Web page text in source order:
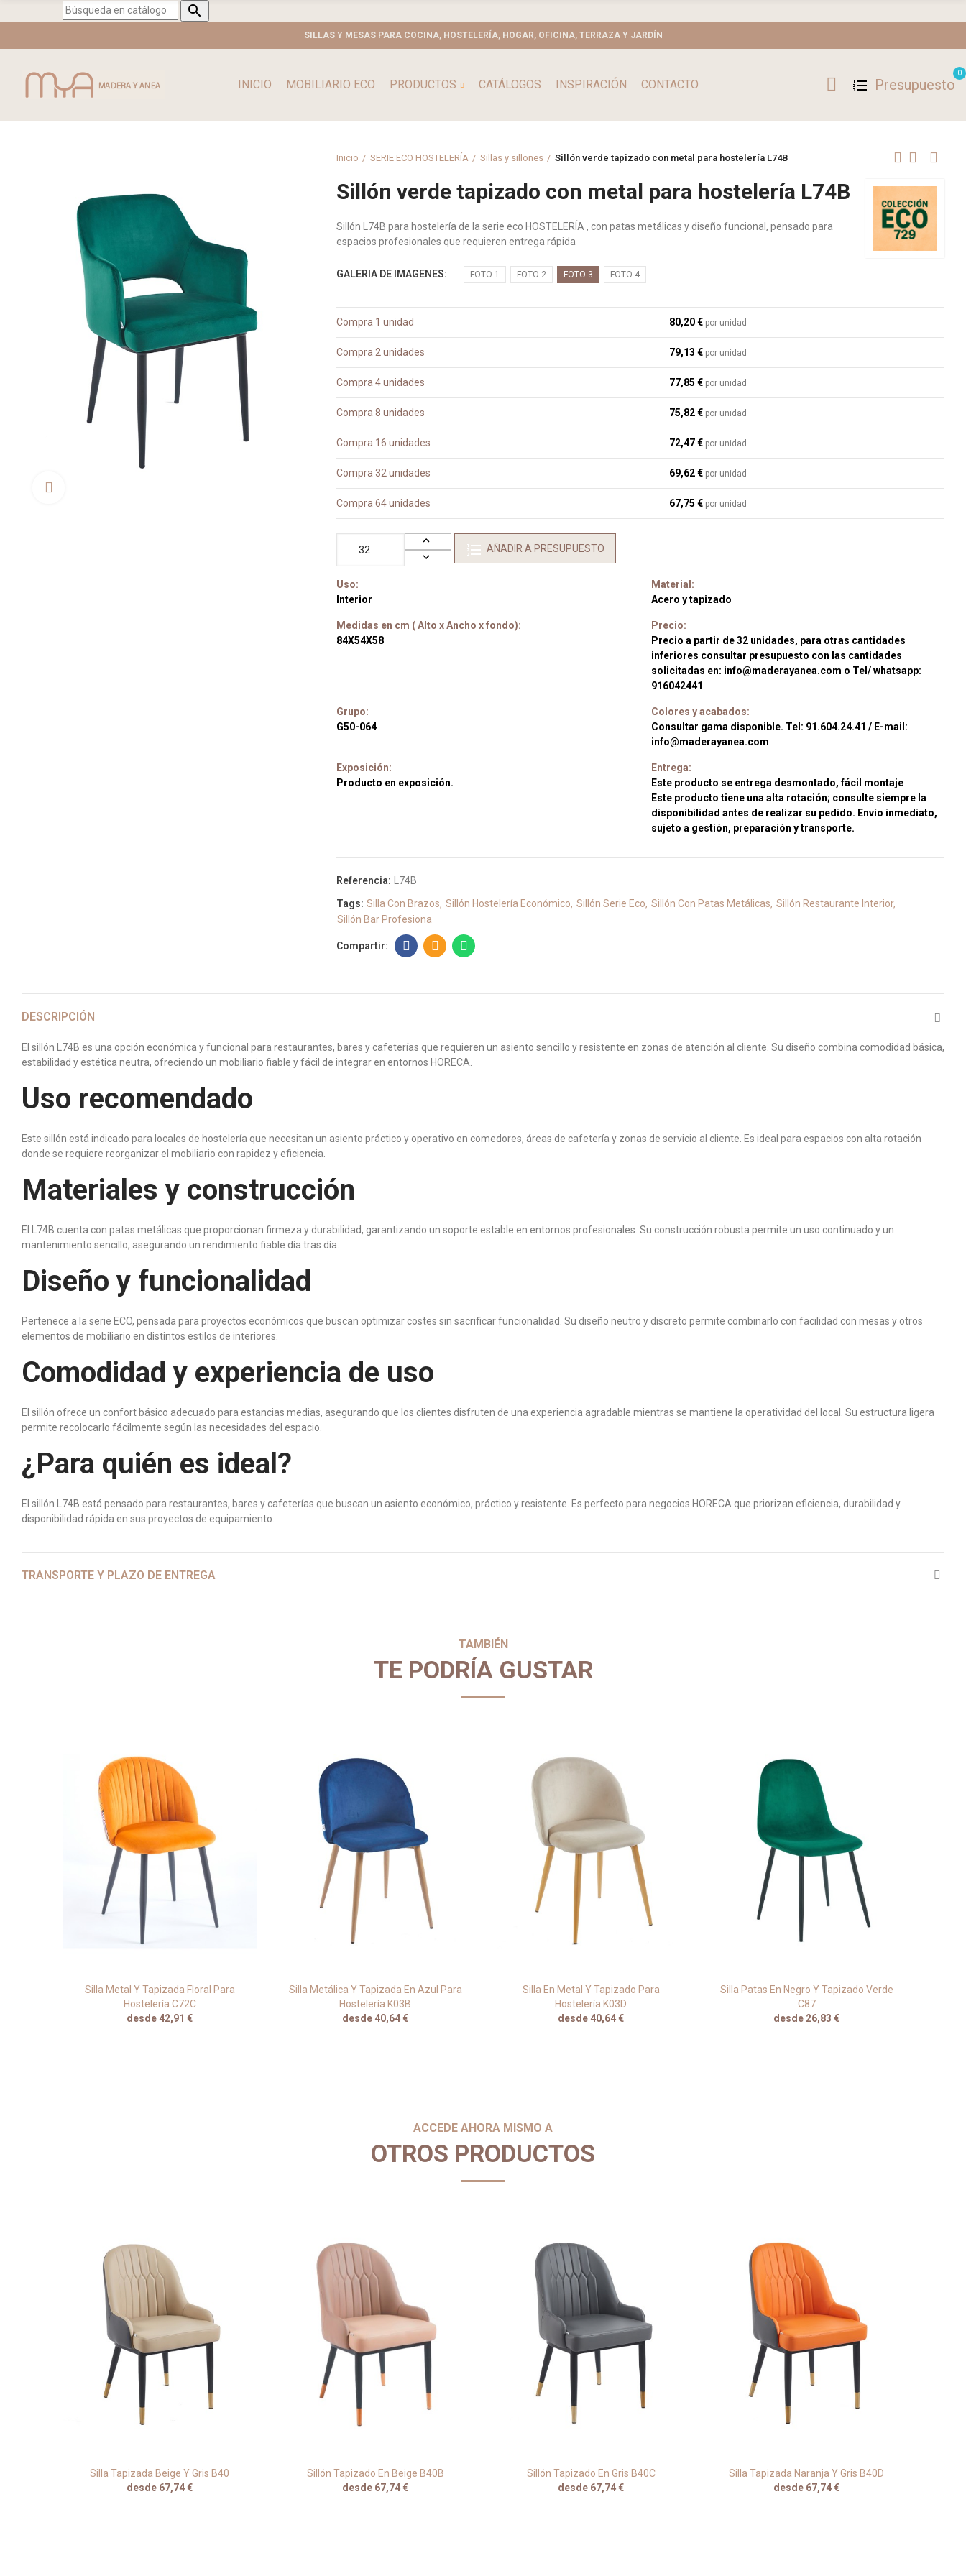

SILLAS Y MESAS PARA COCINA, HOSTELERÍA, HOGAR, OFICINA, TERRAZA Y JARDÍN
INICIO MOBILIARIO ECO PRODUCTOS CATÁLOGOS INSPIRACIÓN CONTACTO Presupuesto
0
Inicio SERIE ECO HOSTELERÍA Sillas y sillones Sillón verde tapizado con metal para hostelería L74B
Sillón verde tapizado con metal para hostelería L74B
Sillón L74B para hostelería de la serie eco HOSTELERÍA , con patas metálicas y diseño funcional, pensado para
espacios profesionales que requieren entrega rápida
GALERIA DE IMAGENES FOTO 1 FOTO 2 FOTO 3 FOTO 4
Compra 1 unidad 80,20 € por unidad
Compra 2 unidades 79,13 € por unidad
Compra 4 unidades 77,85 € por unidad
Compra 8 unidades 75,82 € por unidad
Compra 16 unidades 72,47 € por unidad
Compra 32 unidades 69,62 € por unidad
Compra 64 unidades 67,75 € por unidad
AÑADIR A PRESUPUESTO
Uso:
Interior
Material:
Acero y tapizado
Medidas en cm ( Alto x Ancho x fondo):
84X54X58
Precio:
Precio a partir de 32 unidades, para otras cantidades
inferiores consultar presupuesto con las cantidades
solicitadas en: info@maderayanea.com o Tel/ whatsapp:
916042441
Grupo:
G50-064
Colores y acabados:
Consultar gama disponible. Tel: 91.604.24.41 / E-mail:
info@maderayanea.com
Exposición:
Producto en exposición.
Entrega:
Este producto se entrega desmontado, fácil montaje
Este producto tiene una alta rotación; consulte siempre la
disponibilidad antes de realizar su pedido. Envío inmediato,
sujeto a gestión, preparación y transporte.
Referencia:
L74B
Tags: Silla Con Brazos Sillón Hostelería Económico Sillón Serie Eco Sillón Con Patas Metálicas Sillón Restaurante Interior
Sillón Bar Profesiona
DESCRIPCIÓN
El sillón L74B es una opción económica y funcional para restaurantes, bares y cafeterías que requieren un asiento sencillo y resistente en zonas de atención al cliente. Su diseño combina comodidad básica,
estabilidad y estética neutra, ofreciendo un mobiliario fiable y fácil de integrar en entornos HORECA.
Uso recomendado
Este sillón está indicado para locales de hostelería que necesitan un asiento práctico y operativo en comedores, áreas de cafetería y zonas de servicio al cliente. Es ideal para espacios con alta rotación
donde se requiere reorganizar el mobiliario con rapidez y eficiencia.
Materiales y construcción
El L74B cuenta con patas metálicas que proporcionan firmeza y durabilidad, garantizando un soporte estable en entornos profesionales. Su construcción robusta permite un uso continuado y un
mantenimiento sencillo, asegurando un rendimiento fiable día tras día.
Diseño y funcionalidad
Pertenece a la serie ECO, pensada para proyectos económicos que buscan optimizar costes sin sacrificar funcionalidad. Su diseño neutro y discreto permite combinarlo con facilidad con mesas y otros
elementos de mobiliario en distintos estilos de interiores.
Comodidad y experiencia de uso
El sillón ofrece un confort básico adecuado para estancias medias, asegurando que los clientes disfruten de una experiencia agradable mientras se mantiene la operatividad del local. Su estructura ligera
permite recolocarlo fácilmente según las necesidades del espacio.
¿Para quién es ideal?
El sillón L74B está pensado para restaurantes, bares y cafeterías que buscan un asiento económico, práctico y resistente. Es perfecto para negocios HORECA que priorizan eficiencia, durabilidad y
disponibilidad rápida en sus proyectos de equipamiento.
TRANSPORTE Y PLAZO DE ENTREGA
TAMBIÉN
TE PODRÍA GUSTAR
Silla Metal Y Tapizada Floral Para
Hostelería C72C
desde 42,91 €
Silla Metálica Y Tapizada En Azul Para
Hostelería K03B
desde 40,64 €
Silla En Metal Y Tapizado Para
Hostelería K03D
desde 40,64 €
Silla Patas En Negro Y Tapizado Verde
C87
desde 26,83 €
ACCEDE AHORA MISMO A
OTROS PRODUCTOS
Silla Tapizada Beige Y Gris B40
desde 67,74 €
Sillón Tapizado En Beige B40B
desde 67,74 €
Sillón Tapizado En Gris B40C
desde 67,74 €
Silla Tapizada Naranja Y Gris B40D
desde 67,74 €